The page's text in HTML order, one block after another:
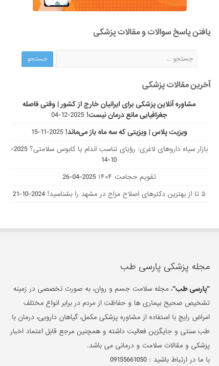
یافتن پاسخ سوالات و مقالات پزشکی
آخرین مقالات پزشکی
مشاوره آنلاین پزشکی برای ایرانیان خارج از کشور | وقتی فاصله
جغرافیایی مانع درمان نیست! 2025-12-04
ویزیت پلاس | ویزیتی که سه ماه باز می‌ماند! 2025-11-15
بازار سیاه داروهای لاغری: رؤیای تناسب اندام یا کابوس سلامتی؟
2025-
10-14
تقویم حجامت ۱۴۰۴
2025-04-26
۵ تا از بهترین دکتر‌های اصلاح مزاج در مشهد را بشناسید!
2024-10-21
مجله پزشکی پارسی طب
"پارسی طب"، مجله سلامت جسم و روان، به صورت تخصصی در زمینه
تشخیص صحیح بیماری ها و حفاظت از مردم در برابر انواع مختلف
امراض رایج با استفاده از مشاوره پزشکی مکمل، گیاهان دارویی، درمان با
طب سنتی و جایگزین فعالیت داشته و همچنین مرجع قابل اعتماد اخبار
پزشکی و مقالات سلامت و درمانی می باشد.
با ما در ارتباط باشید :09155661050